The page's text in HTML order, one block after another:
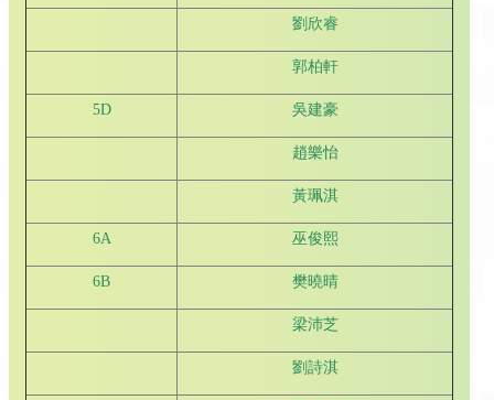
劉欣睿
郭柏軒
5D 吳建豪
趙樂怡
黃珮淇
6A 巫俊熙
6B 樊曉晴
梁沛芝
劉詩淇